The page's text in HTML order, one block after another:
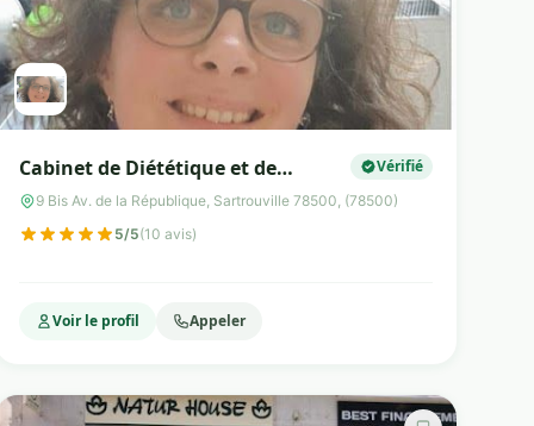
Cabinet de Diététique et de
Nutrition - Marie DASQUE-CILIA
Vérifié
9 Bis Av. de la République, Sartrouville 78500, (78500)
5/5(10 avis)
Voir le profil Appeler